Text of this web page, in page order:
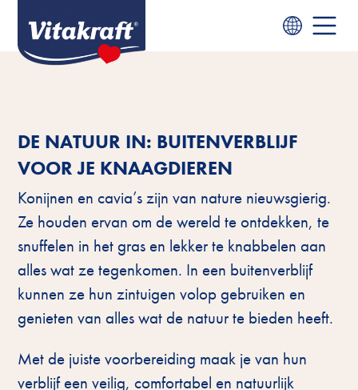
DE NATUUR IN: BUITENVERBLIJF
VOOR JE KNAAGDIEREN
Konijnen en cavia’s zijn van nature nieuwsgierig.
Ze houden ervan om de wereld te ontdekken, te
snuffelen in het gras en lekker te knabbelen aan
alles wat ze tegenkomen. In een buitenverblijf
kunnen ze hun zintuigen volop gebruiken en
genieten van alles wat de natuur te bieden heeft.
Met de juiste voorbereiding maak je van hun
verblijf een veilig, comfortabel en natuurlijk